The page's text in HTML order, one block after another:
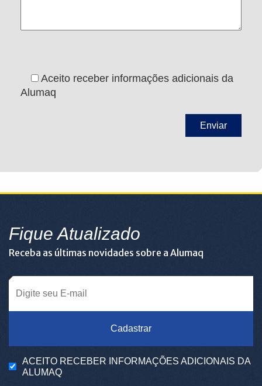
Aceito receber informações adicionais da
Alumaq
Fique Atualizado
Receba as últimas novidades sobre a Alumaq
Cadastrar
ACEITO RECEBER INFORMAÇÕES ADICIONAIS DA
ALUMAQ